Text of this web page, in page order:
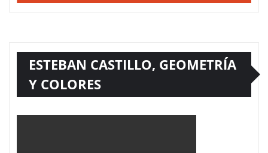
ESTEBAN CASTILLO, GEOMETRÍA
Y COLORES